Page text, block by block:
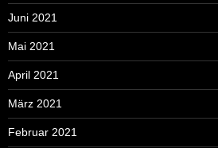
Juni 2021
Mai 2021
April 2021
März 2021
Februar 2021